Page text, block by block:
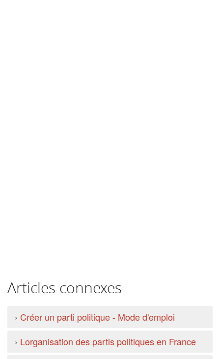
Articles connexes
› Créer un parti politique - Mode d'emploi
› Lorganisation des partis politiques en France